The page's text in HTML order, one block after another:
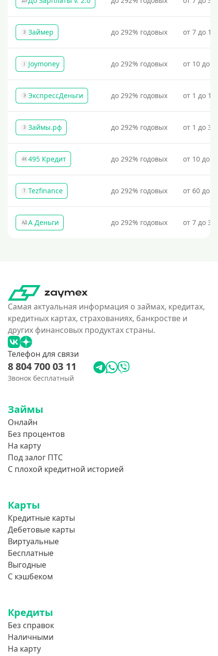
З Займер до 292% годовых от 7 до
J Joymoney до 292% годовых от 10 до
Э ЭкспрессДеньги до 292% годовых от 1 до
З Займы.рф до 292% годовых от 1 до
4К 495 Кредит до 292% годовых от 10 до
T Tezfinance до 292% годовых от 60 до
АД А Деньги до 292% годовых от 7 до
Самая актуальная информация о займах, кредитах,
кредитных картах, страхованиях, банкростве и
других финансовых продуктах страны.
Телефон для связи
8 804 700 03 11
Звонок бесплатный
Займы
Онлайн
Без процентов
На карту
Под залог ПТС
С плохой кредитной историей
Карты
Кредитные карты
Дебетовые карты
Виртуальные
Бесплатные
Выгодные
С кэшбеком
Кредиты
Без справок
Наличными
На карту